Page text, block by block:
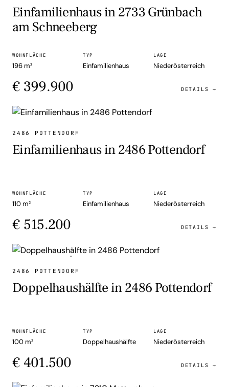
Einfamilienhaus in 2733 Grünbach
am Schneeberg
WOHNFLÄCHE
196 m²
TYP
Einfamilienhaus
LAGE
Niederösterreich
€ 399.900 DETAILS →
2486 POTTENDORF
Einfamilienhaus in 2486 Pottendorf
WOHNFLÄCHE
110 m²
TYP
Einfamilienhaus
LAGE
Niederösterreich
€ 515.200 DETAILS →
2486 POTTENDORF
Doppelhaushälfte in 2486 Pottendorf
WOHNFLÄCHE
100 m²
TYP
Doppelhaushälfte
LAGE
Niederösterreich
€ 401.500 DETAILS →